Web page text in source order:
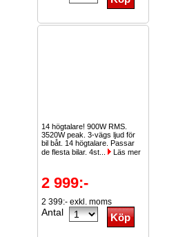
14 högtalare! 900W RMS.
3520W peak. 3-vägs ljud för
bil båt. 14 högtalare. Passar
de flesta bilar. 4st...
Läs mer
2 999:-
2 399:- exkl. moms
Antal